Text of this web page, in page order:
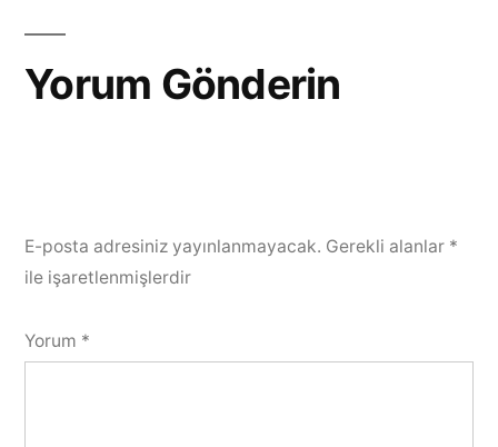
Yorum Gönderin
E-posta adresiniz yayınlanmayacak. Gerekli alanlar *
ile işaretlenmişlerdir
Yorum *